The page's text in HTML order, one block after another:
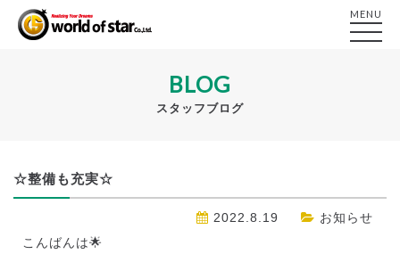
MENU
BLOG
スタッフブログ
☆整備も充実☆
2022.8.19
お知らせ
こんばんは🌟